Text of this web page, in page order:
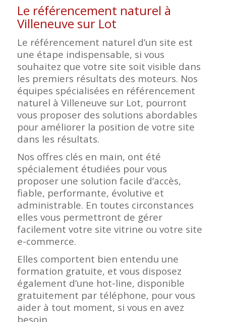
Le référencement naturel à
Villeneuve sur Lot
Le référencement naturel d’un site est
une étape indispensable, si vous
souhaitez que votre site soit visible dans
les premiers résultats des moteurs. Nos
équipes spécialisées en référencement
naturel à Villeneuve sur Lot, pourront
vous proposer des solutions abordables
pour améliorer la position de votre site
dans les résultats.
Nos offres clés en main, ont été
spécialement étudiées pour vous
proposer une solution facile d’accès,
fiable, performante, évolutive et
administrable. En toutes circonstances
elles vous permettront de gérer
facilement votre site vitrine ou votre site
e-commerce.
Elles comportent bien entendu une
formation gratuite, et vous disposez
également d’une hot-line, disponible
gratuitement par téléphone, pour vous
aider à tout moment, si vous en avez
besoin.